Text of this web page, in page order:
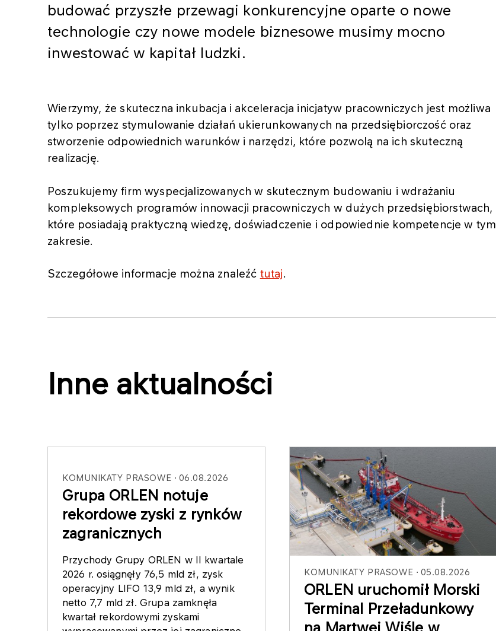
budować przyszłe przewagi konkurencyjne oparte o nowe
technologie czy nowe modele biznesowe musimy mocno
inwestować w kapitał ludzki.
Wierzymy, że skuteczna inkubacja i akceleracja inicjatyw pracowniczych jest możliwa
tylko poprzez stymulowanie działań ukierunkowanych na przedsiębiorczość oraz
stworzenie odpowiednich warunków i narzędzi, które pozwolą na ich skuteczną
realizację.
Poszukujemy firm wyspecjalizowanych w skutecznym budowaniu i wdrażaniu
kompleksowych programów innowacji pracowniczych w dużych przedsiębiorstwach,
które posiadają praktyczną wiedzę, doświadczenie i odpowiednie kompetencje w tym
zakresie.
Szczegółowe informacje można znaleźć tutaj.
Inne aktualności
KOMUNIKATY PRASOWE 06.08.2026
Grupa ORLEN notuje
rekordowe zyski z rynków
zagranicznych
Przychody Grupy ORLEN w II kwartale
2026 r. osiągnęły 76,5 mld zł, zysk
operacyjny LIFO 13,9 mld zł, a wynik
netto 7,7 mld zł. Grupa zamknęła
kwartał rekordowymi zyskami
KOMUNIKATY PRASOWE 05.08.2026
ORLEN uruchomił Morski
Terminal Przeładunkowy